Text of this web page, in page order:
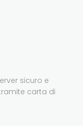
sicuro e
carta di